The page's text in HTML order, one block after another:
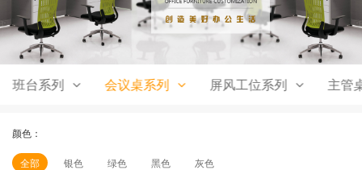
班台系列 会议桌系列 屏风工位系列 主管
颜色：
全部 银色 绿色 黑色 灰色